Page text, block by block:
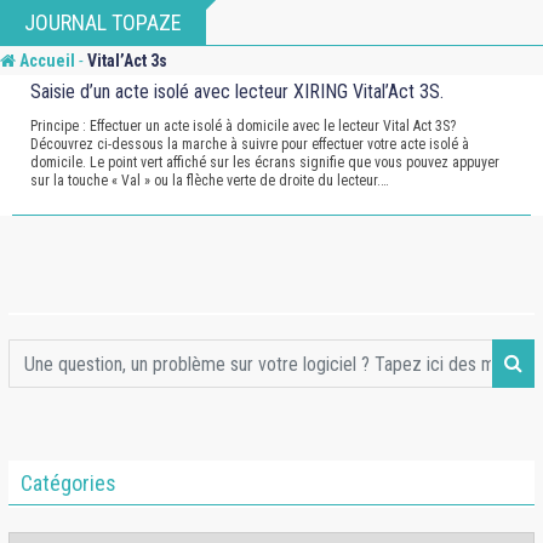
to
content
JOURNAL TOPAZE
Accueil -Vital’Act 3s
Saisie d’un acte isolé avec lecteur XIRING Vital’Act 3S.
Principe : Effectuer un acte isolé à domicile avec le lecteur Vital Act 3S?
Découvrez ci-dessous la marche à suivre pour effectuer votre acte isolé à
domicile. Le point vert affiché sur les écrans signifie que vous pouvez appuyer
sur la touche « Val » ou la flèche verte de droite du lecteur.…
Catégories